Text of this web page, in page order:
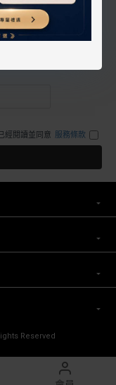
經閱讀並同意 服務條款
Reserved